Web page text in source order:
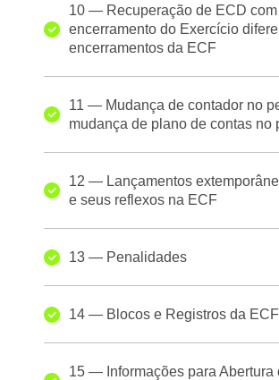
10 — Recuperação de ECD com
encerramento do Exercício
encerramentos da ECF
11 — Mudança de contador no
mudança de plano de contas no
12 — Lançamentos
e seus reflexos na ECF
13 — Penalidades
14 — Blocos e Registros da ECF
15 — Informações para Abertura